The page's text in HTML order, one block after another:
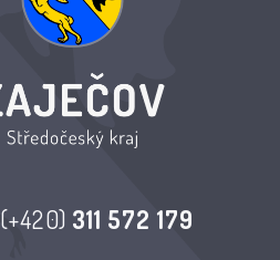
(+420) 311 572 179